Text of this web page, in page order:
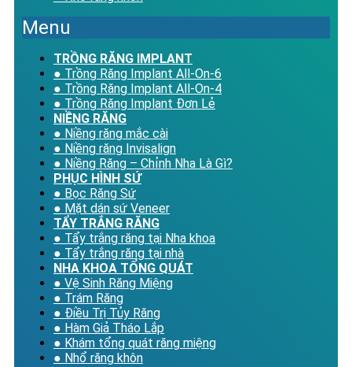
Menu
TRỒNG RĂNG IMPLANT
● Trồng Răng Implant All-On-6
● Trồng Răng Implant All-On-4
● Trồng Răng Implant Đơn Lẻ
NIỀNG RĂNG
● Niềng răng mắc cài
● Niềng răng Invisalign
● Niềng Răng – Chỉnh Nha Là Gì?
PHỤC HÌNH SỨ
● Bọc Răng Sứ
● Mặt dán sứ Veneer
TẨY TRẮNG RĂNG
● Tẩy trắng răng tại Nha khoa
● Tẩy trắng răng tại nhà
NHA KHOA TỔNG QUÁT
● Vệ Sinh Răng Miệng
● Trám Răng
● Điều Trị Tủy Răng
● Hàm Giả Tháo Lắp
● Khám tổng quát răng miệng
● Nhổ răng khôn